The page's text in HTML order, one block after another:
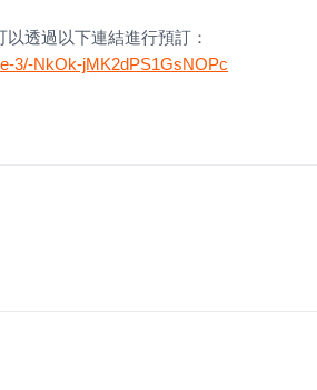
透過以下連結進行預訂：
3/-NkOk-jMK2dPS1GsNOPc